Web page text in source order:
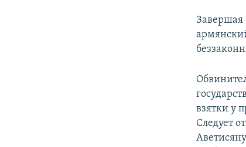
Завершая
взятки у
Следует